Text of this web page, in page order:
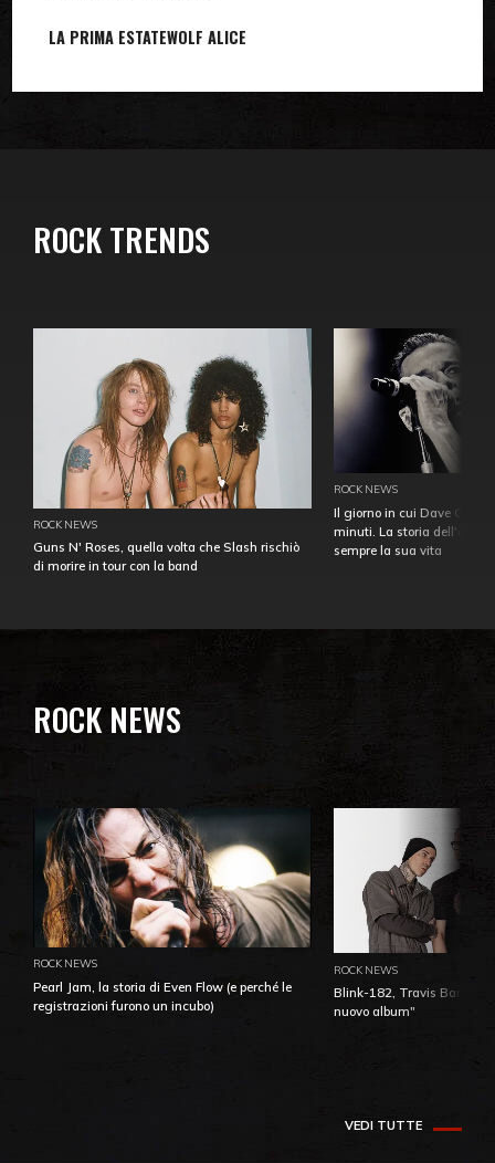
LA PRIMA ESTATEWOLF ALICE
ROCK TRENDS
ROCK NEWS
Guns N' Roses, quella volta che Slash rischiò
di morire in tour con la band
ROCK NEWS
Il giorno in cui Dave
minuti. La storia
sempre la sua vita
ROCK NEWS
ROCK NEWS
Pearl Jam, la storia di Even Flow (e perché le
registrazioni furono un incubo)
ROCK NEWS
Blink-182, Travis Barker:
nuovo album"
VEDI TUTTE